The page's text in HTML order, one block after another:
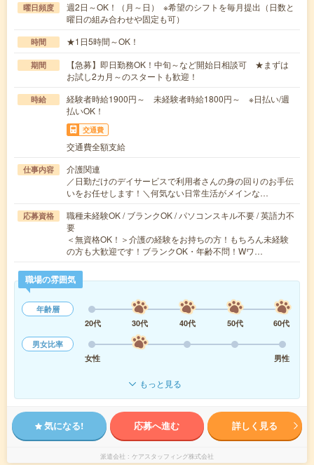
曜日頻度
週2日～OK！（月～日） ※希望のシフトを毎月提出（日数と
曜日の組み合わせや固定も可）
時間 ★1日5時間～OK！
期間
【急募】即日勤務OK！中旬～など開始日相談可 ★まずは
お試し2カ月～のスタートも歓迎！
時給
経験者時給1900円～ 未経験者時給1800円～ ※日払い/週
払いOK！
交通費
交通費全額支給
仕事内容
介護関連
／日勤だけのデイサービスで利用者さんの身の回りのお手伝
いをお任せします！＼何気ない日常生活がメインな…
応募資格
職種未経験OK / ブランクOK / パソコンスキル不要 / 英語力不
要
＜無資格OK！＞介護の経験をお持ちの方！もちろん未経験
の方も大歓迎です！ブランクOK・年齢不問！Wワ…
職場の雰囲気
年齢層
20代
30代 40代 50代
60代
男女比率
女性
男性
もっと見る
気になる! 応募へ進む 詳しく見る
派遣会社 ケアスタッフィング株式会社